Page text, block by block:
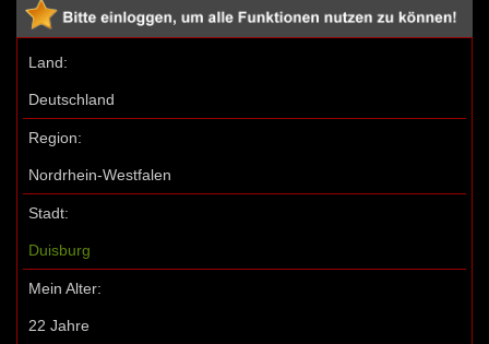
Land:
Deutschland
Region:
Nordrhein-Westfalen
Stadt:
Duisburg
Mein Alter:
22 Jahre